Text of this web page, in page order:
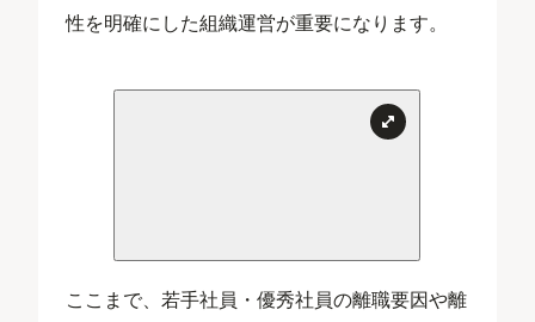
性を明確にした組織運営が重要になります。
ここまで、若手社員・優秀社員の離職要因や離